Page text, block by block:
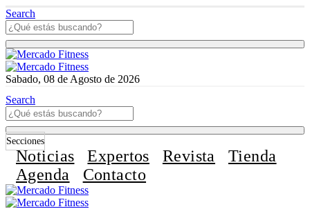
Search
Sabado, 08 de Agosto de 2026
Search
Secciones
Noticias Expertos Revista
Tienda
Agenda
Contacto